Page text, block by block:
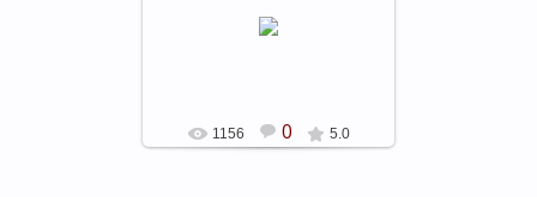
1156 0 5.0